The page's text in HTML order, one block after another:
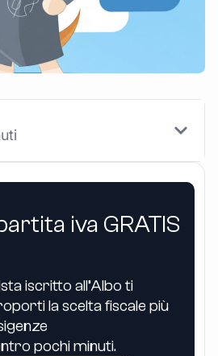
iva GRATIS
iscritto all’Albo ti
la scelta fiscale più
pochi minuti.